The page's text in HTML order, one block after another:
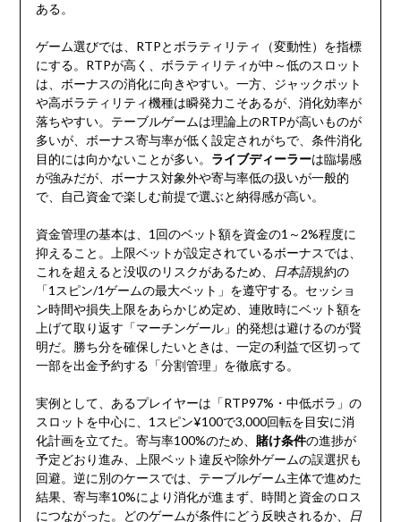
ある。
ゲーム選びでは、RTPとボラティリティ（変動性）を指標
にする。RTPが高く、ボラティリティが中～低のスロット
は、ボーナスの消化に向きやすい。一方、ジャックポット
や高ボラティリティ機種は瞬発力こそあるが、消化効率が
落ちやすい。テーブルゲームは理論上のRTPが高いものが
多いが、ボーナス寄与率が低く設定されがちで、条件消化
目的には向かないことが多い。 ライブディーラーは臨場感
が強みだが、ボーナス対象外や寄与率低の扱いが一般的
で、自己資金で楽しむ前提で選ぶと納得感が高い。
資金管理の基本は、1回のベット額を資金の1～2%程度に
抑えること。上限ベットが設定されているボーナスでは、
これを超えると没収のリスクがあるため、
日本語規約の
「1スピン/1ゲームの最大ベット」を遵守する。セッショ
ン時間や損失上限をあらかじめ定め、連敗時にベット額を
上げて取り返す「マーチンゲール」的発想は避けるのが賢
明だ。勝ち分を確保したいときは、一定の利益で区切って
一部を出金予約する「分割管理」を徹底する。
実例として、あるプレイヤーは「RTP97%・中低ボラ」の
スロットを中心に、1スピン¥100で3,000回転を目安に消
化計画を立てた。寄与率100%のため、 賭け条件の進捗が
予定どおり進み、上限ベット違反や除外ゲームの誤選択も
回避。逆に別のケースでは、テーブルゲーム主体で進めた
結果、寄与率10%により消化が進まず、時間と資金のロス
につながった。どのゲームが条件にどう反映されるか、
日